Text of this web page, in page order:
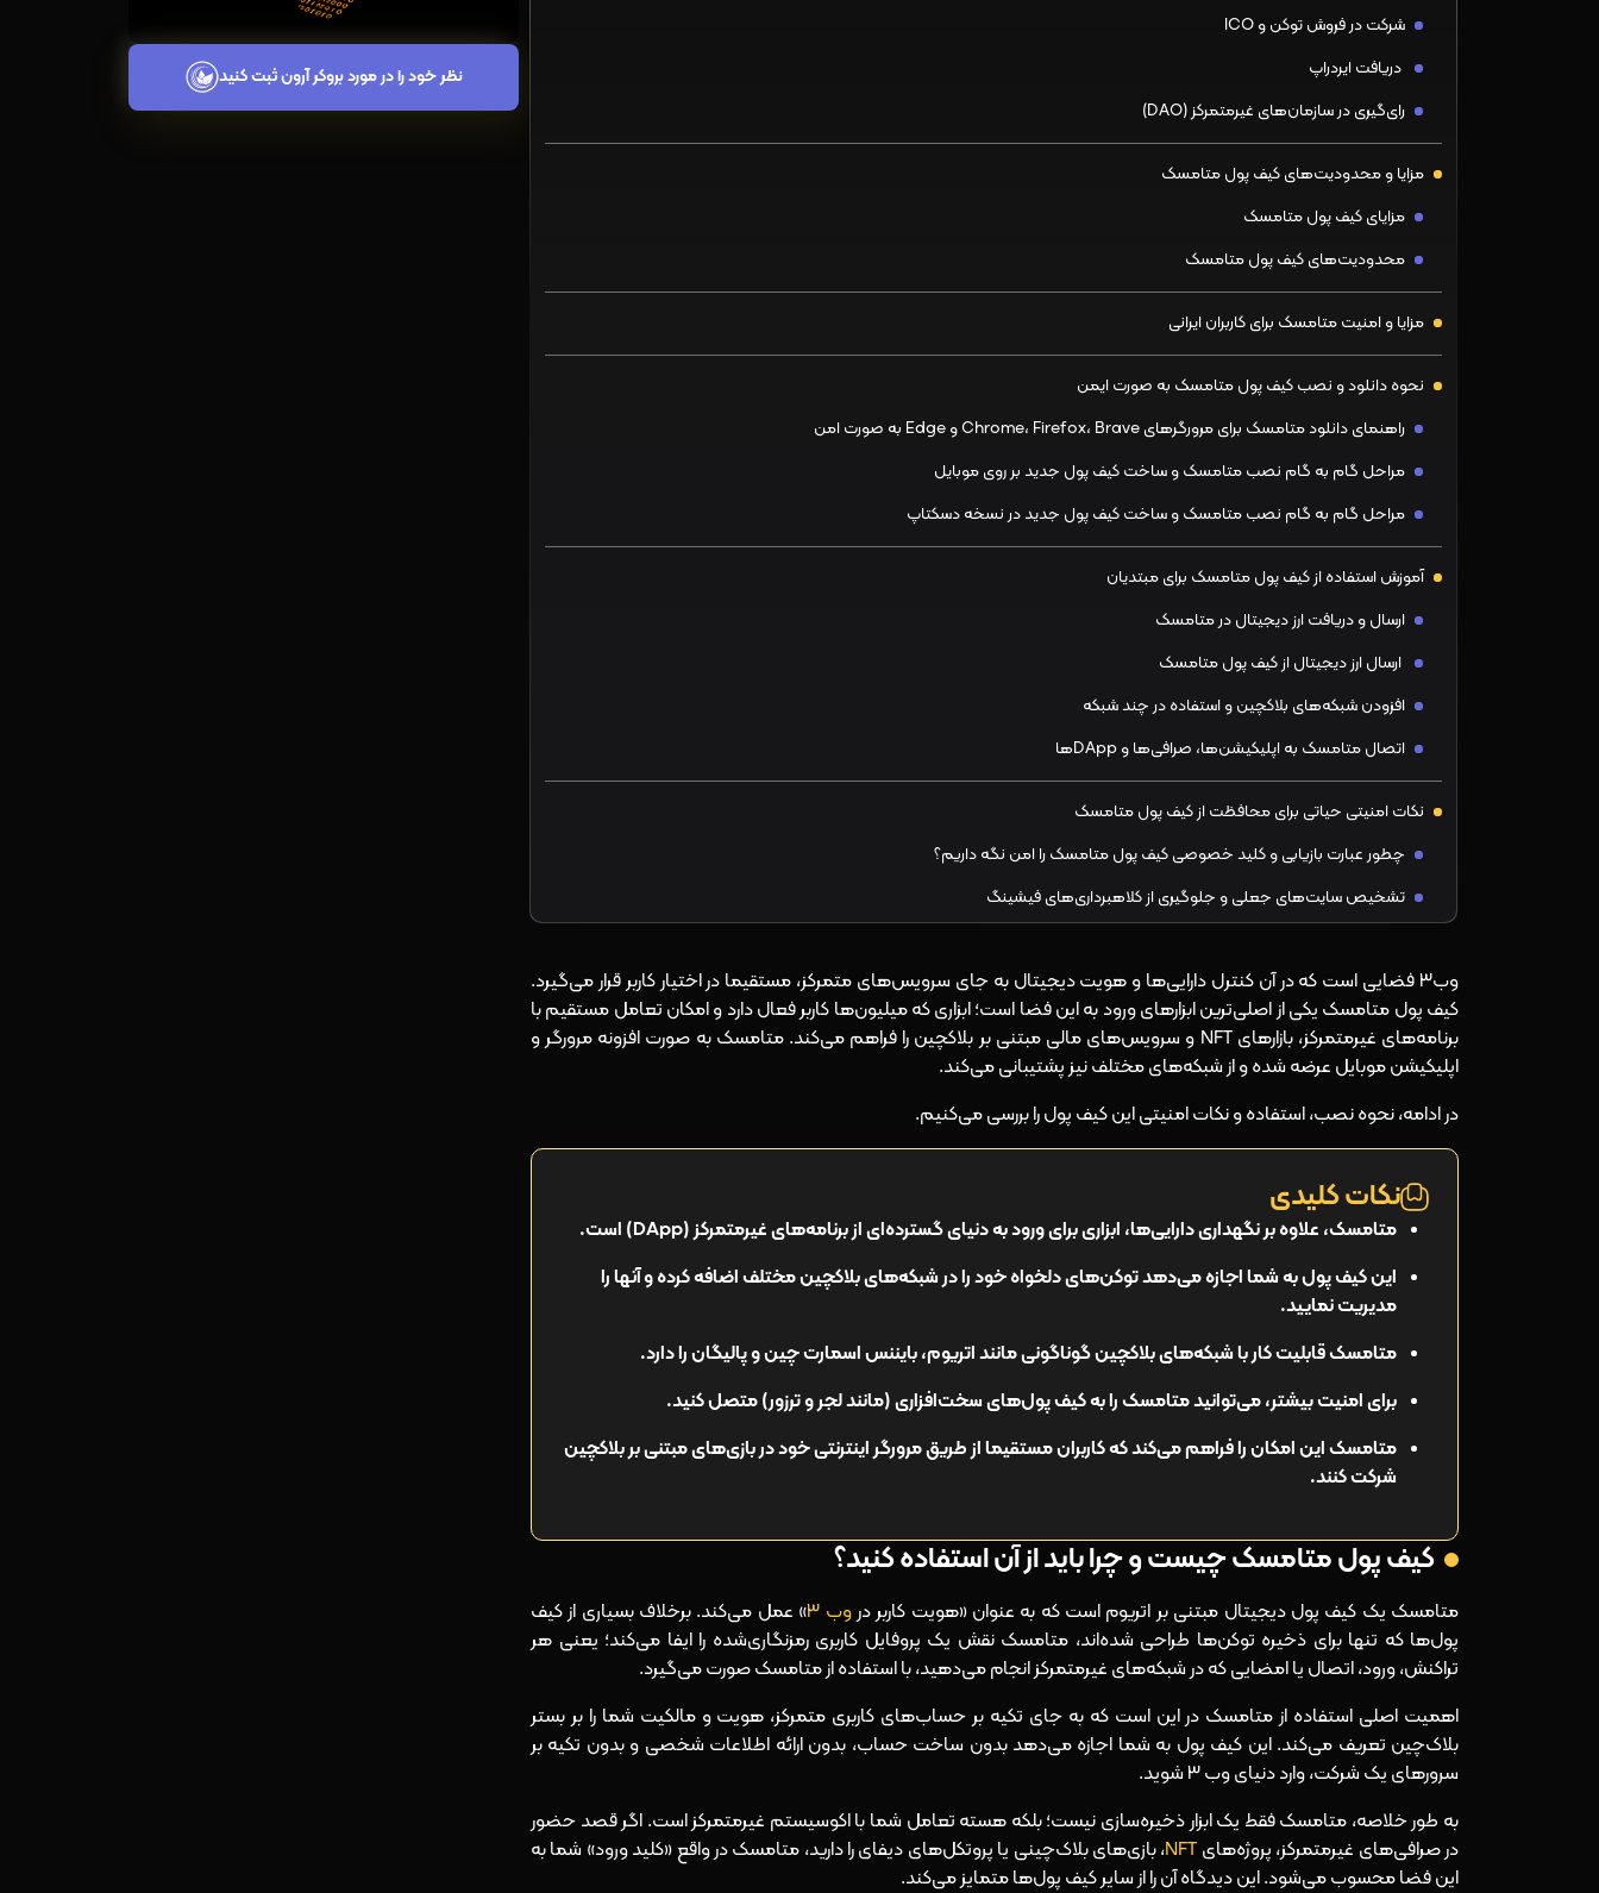
شرکت در فروش توکن و ICO
دریافت ایردراپ
رای‌گیری در سازمان‌های غیرمتمرکز (DAO)
مزایا و محدودیت‌های کیف پول متامسک
مزایای کیف پول متامسک
محدودیت‌های کیف پول متامسک
مزایا و امنیت متامسک برای کاربران ایرانی
نحوه دانلود و نصب کیف پول متامسک به صورت ایمن
راهنمای دانلود متامسک برای مرورگرهای Chrome، Firefox، Brave و Edge به‌ صورت امن
مراحل گام‌ به‌ گام نصب متامسک و ساخت کیف پول جدید بر روی موبایل
مراحل گام‌ به‌ گام نصب متامسک و ساخت کیف پول جدید در نسخه دسکتاپ
آموزش استفاده از کیف پول متامسک برای مبتدیان
ارسال و دریافت ارز دیجیتال در متامسک
ارسال ارز دیجیتال از کیف پول متامسک
افزودن شبکه‌های بلاکچین و استفاده در چند شبکه
اتصال متامسک به اپلیکیشن‌ها، صرافی‌ها و DAppها
نکات امنیتی حیاتی برای محافظت از کیف پول متامسک
چطور عبارت بازیابی و کلید خصوصی کیف پول متامسک را امن نگه داریم؟
تشخیص سایت‌های جعلی و جلوگیری از کلاهبرداری‌های فیشینگ
چرا متامسک بهترین گزینه برای شروع وب ۳ است؟
نتیجه‌گیری
وب۳ فضایی است که در آن کنترل دارایی‌ها و هویت دیجیتال به جای سرویس‌های متمرکز، مستقیما در اختیار کاربر قرار می‌گیرد.
کیف پول متامسک یکی از اصلی‌ترین ابزارهای ورود به این فضا است؛ ابزاری که میلیون‌ها کاربر فعال دارد و امکان تعامل مستقیم با
برنامه‌های غیرمتمرکز، بازارهای NFT و سرویس‌های مالی مبتنی بر بلاکچین را فراهم می‌کند. متامسک به صورت افزونه مرورگر و
اپلیکیشن موبایل عرضه شده و از شبکه‌های مختلف نیز پشتیبانی می‌کند.
در ادامه، نحوه نصب، استفاده و نکات امنیتی این کیف پول را بررسی می‌کنیم.
نکات کلیدی
متامسک، علاوه بر نگهداری دارایی‌ها، ابزاری برای ورود به دنیای گسترده‌ای از برنامه‌های غیرمتمرکز (DApp) است.
این کیف پول به شما اجازه می‌دهد توکن‌های دلخواه خود را در شبکه‌های بلاکچین مختلف اضافه کرده و آنها را
مدیریت نمایید.
متامسک قابلیت کار با شبکه‌های بلاکچین گوناگونی مانند اتریوم، بایننس اسمارت چین و پالیگان را دارد.
برای امنیت بیشتر، می‌توانید متامسک را به کیف پول‌های سخت‌افزاری (مانند لجر و ترزور) متصل کنید.
متامسک این امکان را فراهم می‌کند که کاربران مستقیما از طریق مرورگر اینترنتی خود در بازی‌های مبتنی بر بلاکچین
شرکت کنند.
کیف پول متامسک چیست و چرا باید از آن استفاده کنید؟
متامسک یک کیف پول دیجیتال مبتنی بر اتریوم است که به‌ عنوان «هویت کاربر دروب ۳
» عمل می‌کند. برخلاف بسیاری از کیف
پول‌ها که تنها برای ذخیره توکن‌ها طراحی شده‌اند، متامسک نقش یک پروفایل کاربری رمزنگاری‌شده را ایفا می‌کند؛ یعنی هر
تراکنش، ورود، اتصال یا امضایی که در شبکه‌های غیرمتمرکز انجام می‌دهید، با استفاده از متامسک صورت می‌گیرد.
اهمیت اصلی استفاده از متامسک در این است که به‌ جای تکیه بر حساب‌های کاربری متمرکز، هویت و مالکیت شما را بر بستر
بلاک‌چین تعریف می‌کند. این کیف پول به شما اجازه می‌دهد بدون ساخت حساب، بدون ارائه اطلاعات شخصی و بدون تکیه بر
سرورهای یک شرکت، وارد دنیای وب ۳ شوید.
به‌ طور خلاصه، متامسک فقط یک ابزار ذخیره‌سازی نیست؛ بلکه هسته تعامل شما با اکوسیستم غیرمتمرکز است. اگر قصد حضور
در صرافی‌های غیرمتمرکز، پروژه‌های NFT، بازی‌های بلاک‌چینی یا پروتکل‌های دیفای را دارید، متامسک در واقع «کلید ورود» شما به
این فضا محسوب می‌شود. این دیدگاه آن را از سایر کیف پول‌ها متمایز می‌کند.
نظر خود را در مورد بروکر آرون ثبت کنید